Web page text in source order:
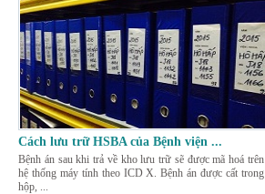
Cách lưu trữ HSBA của Bệnh viện ...
Bệnh án sau khi trả về kho lưu trữ sẽ được mã hoá trên
hệ thống máy tính theo ICD X. Bệnh án được cất trong
hộp,